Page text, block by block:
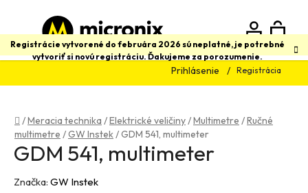
obsah
Registrácie vytvorené do februára 2026 sú neplatné, je potrebné
vytvoriť si novú registráciu. Ďakujeme za porozumenie.
Prihlásenie Registrácia
Hľadať
Domov
/Meracia technika /Elektrické veličiny/Multimetre /Ručné
multimetre /GW Instek/GDM 541, multimeter
GDM 541, multimeter
Značka: GW Instek